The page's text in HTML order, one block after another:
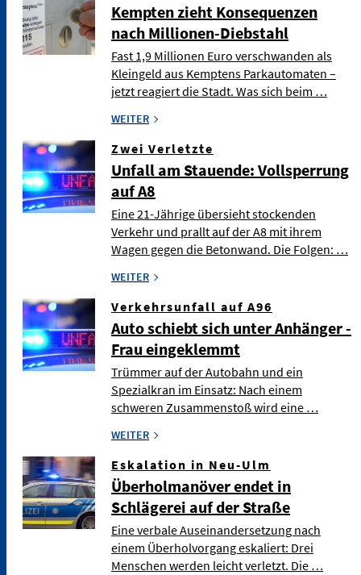
Kempten zieht Konsequenzen
nach Millionen-Diebstahl
Fast 1,9 Millionen Euro verschwanden als
Kleingeld aus Kemptens Parkautomaten –
jetzt reagiert die Stadt. Was sich beim …
WEITER
Zwei Verletzte
Unfall am Stauende: Vollsperrung
auf A8
Eine 21-Jährige übersieht stockenden
Verkehr und prallt auf der A8 mit ihrem
Wagen gegen die Betonwand. Die Folgen: …
WEITER
Verkehrsunfall auf A96
Auto schiebt sich unter Anhänger -
Frau eingeklemmt
Trümmer auf der Autobahn und ein
Spezialkran im Einsatz: Nach einem
schweren Zusammenstoß wird eine …
WEITER
Eskalation in Neu-Ulm
Überholmanöver endet in
Schlägerei auf der Straße
Eine verbale Auseinandersetzung nach
einem Überholvorgang eskaliert: Drei
Menschen werden leicht verletzt. Die …